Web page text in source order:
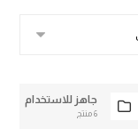
جاهز للاستخدام
6 منتج